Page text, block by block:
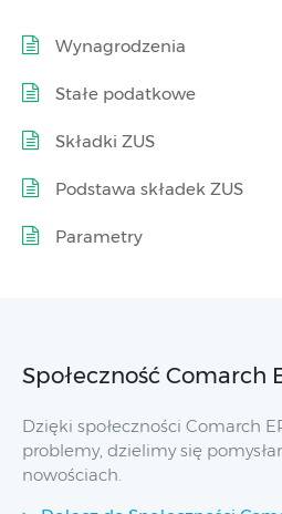
Wynagrodzenia
Stałe podatkowe
Składki ZUS
Podstawa składek ZUS
Parametry
Społeczność Comarch
Dzięki społeczności Comarch
problemy, dzielimy się
nowościach.